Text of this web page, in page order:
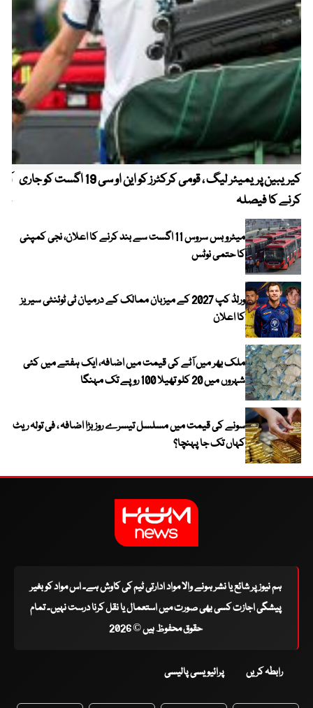
کیریبین پریمیئر لیگ ، قومی کرکٹرز کو این او سی 19 اگست کو جاری
کرنے کا فیصلہ
میٹرو بس سروس 11 اگست سے بند کرنے کا اعلان، نجی کمپنی
کا حتمی نوٹس
ورلڈ کپ 2027 کے میزبان ممالک کے درمیان ٹی ٹوئنٹی سیریز
کا اعلان
ملک بھر میں آٹے کی قیمت میں اضافہ، ایک ہفتے میں کئی
شہروں میں 20 کلو تھیلا 100 روپے تک مہنگا
سونے کی قیمت میں مسلسل تیسرے روز بڑا اضافہ ، فی تولہ ریٹ
کہاں تک جا پہنچا؟
ہم نیوز پر شائع یا نشر ہونے والا مواد ادارتی ٹیم کی کاوش ہے۔ اس مواد کو بغیر
پیشگی اجازت کسی بھی صورت میں استعمال یا نقل کرنا درست نہیں۔ تمام
حقوق محفوظ ہیں © 2026
رابطہ کریں پرائیویسی پالیسی